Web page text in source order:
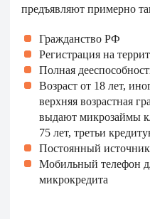
предъявляют примерно
Гражданство РФ
Регистрация на
Полная
Возраст от 18 лет,
верхняя возрастная
выдают микрозаймы
75 лет, третьи
Постоянный источник
Мобильный телефон
микрокредита